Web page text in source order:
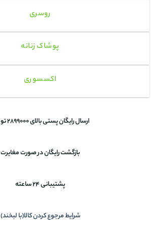
روسری
پوشاک زنانه
اکسسوری
ارسال رایگان پستی بالای 2899000 تومان
بازگشت رایگان در صورت مغایرت
پشتیبانی 24 ساعته
شرایط مرجوع کردن کالا(با لبخند)